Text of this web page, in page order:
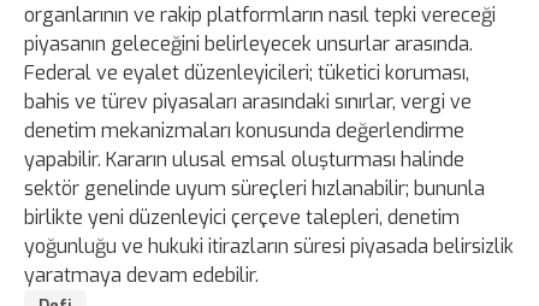
organlarının ve rakip platformların nasıl tepki vereceği
piyasanın geleceğini belirleyecek unsurlar arasında.
Federal ve eyalet düzenleyicileri; tüketici koruması,
bahis ve türev piyasaları arasındaki sınırlar, vergi ve
denetim mekanizmaları konusunda değerlendirme
yapabilir. Kararın ulusal emsal oluşturması halinde
sektör genelinde uyum süreçleri hızlanabilir; bununla
birlikte yeni düzenleyici çerçeve talepleri, denetim
yoğunluğu ve hukuki itirazların süresi piyasada belirsizlik
yaratmaya devam edebilir.